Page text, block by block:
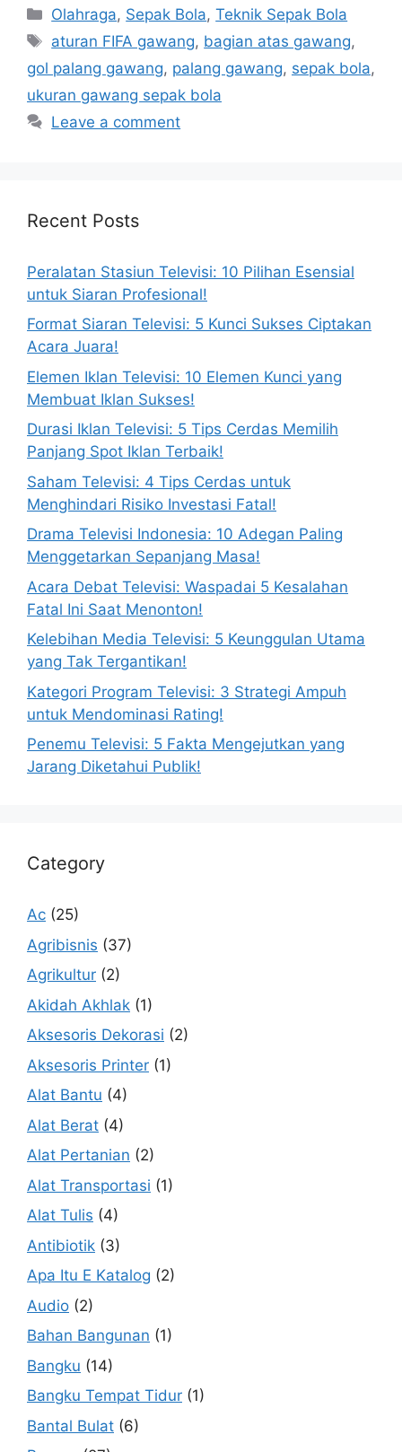
Categories
Olahraga, Sepak Bola,Teknik Sepak Bola
Tags
aturan FIFA gawang, bagian atas gawang,
gol palang gawang, palang gawang, sepak bola,
ukuran gawang sepak bola
Leave a comment
Recent Posts
Peralatan Stasiun Televisi: 10 Pilihan Esensial
untuk Siaran Profesional!
Format Siaran Televisi: 5 Kunci Sukses Ciptakan
Acara Juara!
Elemen Iklan Televisi: 10 Elemen Kunci yang
Membuat Iklan Sukses!
Durasi Iklan Televisi: 5 Tips Cerdas Memilih
Panjang Spot Iklan Terbaik!
Saham Televisi: 4 Tips Cerdas untuk
Menghindari Risiko Investasi Fatal!
Drama Televisi Indonesia: 10 Adegan Paling
Menggetarkan Sepanjang Masa!
Acara Debat Televisi: Waspadai 5 Kesalahan
Fatal Ini Saat Menonton!
Kelebihan Media Televisi: 5 Keunggulan Utama
yang Tak Tergantikan!
Kategori Program Televisi: 3 Strategi Ampuh
untuk Mendominasi Rating!
Penemu Televisi: 5 Fakta Mengejutkan yang
Jarang Diketahui Publik!
Category
Ac (25)
Agribisnis (37)
Agrikultur (2)
Akidah Akhlak (1)
Aksesoris Dekorasi (2)
Aksesoris Printer (1)
Alat Bantu (4)
Alat Berat (4)
Alat Pertanian (2)
Alat Transportasi (1)
Alat Tulis (4)
Antibiotik (3)
Apa Itu E Katalog (2)
Audio (2)
Bahan Bangunan (1)
Bangku (14)
Bangku Tempat Tidur (1)
Bantal Bulat (6)